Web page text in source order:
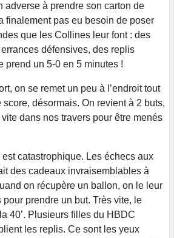
adverse à prendre son carton de
finalement pas eu besoin de poser
que les Collines leur font : des
défensives, des replis
prend un 5-0 en 5 minutes !
on se remet un peu à l’endroit tout
désormais. On revient à 2 buts,
dans nos travers pour être menés
est catastrophique. Les échecs aux
des cadeaux invraisemblables à
on récupère un ballon, on le leur
prendre un but. Très vite, le
40’. Plusieurs filles du HBDC
les replis. Ce sont les yeux